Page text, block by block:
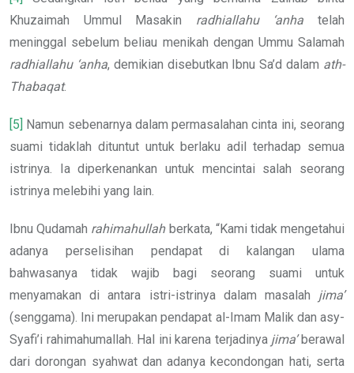
Khuzaimah Ummul Masakin radhiallahu ‘anha telah
meninggal sebelum beliau menikah dengan Ummu Salamah
radhiallahu ‘anha, demikian disebutkan Ibnu Sa’d dalam ath-
Thabaqat.
[5] Namun sebenarnya dalam permasalahan cinta ini, seorang
suami tidaklah dituntut untuk berlaku adil terhadap semua
istrinya. Ia diperkenankan untuk mencintai salah seorang
istrinya melebihi yang lain.
Ibnu Qudamah rahimahullahberkata, “Kami tidak mengetahui
adanya perselisihan pendapat di kalangan ulama
bahwasanya tidak wajib bagi seorang suami untuk
menyamakan di antara istri-istrinya dalam masalah jima’
(senggama). Ini merupakan pendapat al-Imam Malik dan asy-
Syafi’i rahimahumallah. Hal ini karena terjadinya jima’berawal
dari dorongan syahwat dan adanya kecondongan hati, serta